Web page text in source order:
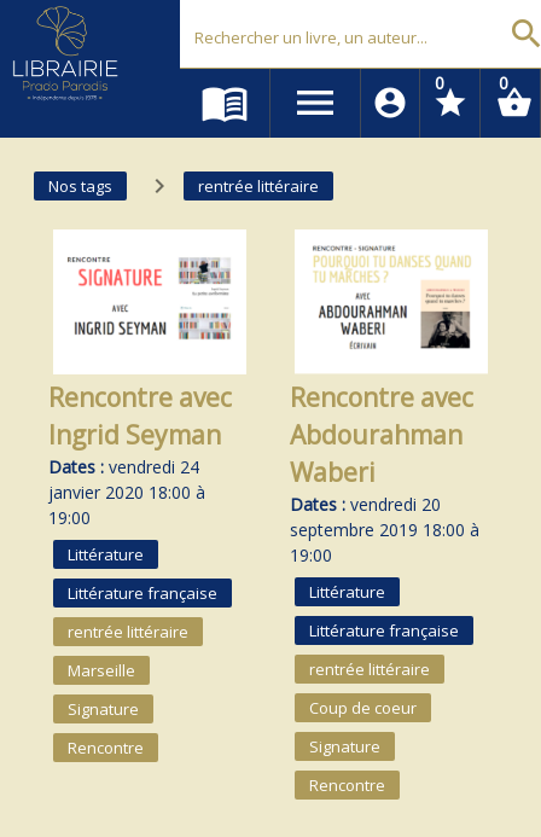
Librairie Prado Paradis - Marseille
menu_book menu account_circle star
0
shopping_basket
0
Nos tags navigate_next rentrée littéraire
Rencontre avec
Ingrid Seyman
Dates : vendredi 24
janvier 2020 18:00 à
19:00
Littérature
Littérature française
rentrée littéraire
Marseille
Signature
Rencontre
Rencontre avec
Abdourahman
Waberi
Dates : vendredi 20
septembre 2019 18:00 à
19:00
Littérature
Littérature française
rentrée littéraire
Coup de coeur
Signature
Rencontre